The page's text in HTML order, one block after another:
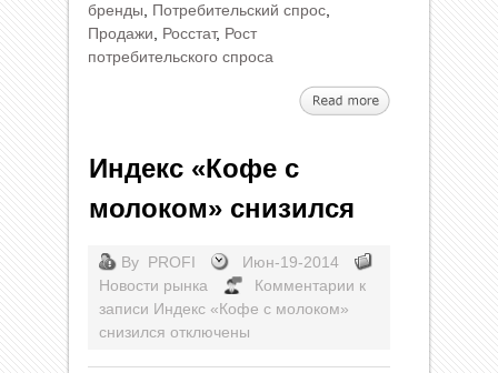
бренды
Потребительский спрос
Продажи
Росстат, Рост
потребительского спроса
Индекс «Кофе с
молоком» снизился
By PROFI
Июн-19-2014
Новости рынка
Комментарии к
записи Индекс «Кофе с молоком»
снизился отключены